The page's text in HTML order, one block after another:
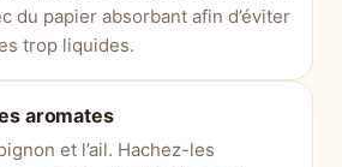
du papier absorbant afin d’éviter
trop liquides.
aromates
et l’ail. Hachez-les